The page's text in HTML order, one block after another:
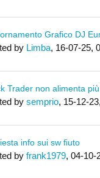
Grafico DJ
by Limba, 16-07-25,
Trader non alimenta
by semprio, 15-12-
info sui sw fiuto
by frank1979, 04-10-